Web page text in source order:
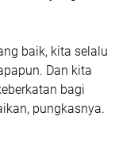
baik, kita selalu
Dan kita
bagi
pungkasnya.